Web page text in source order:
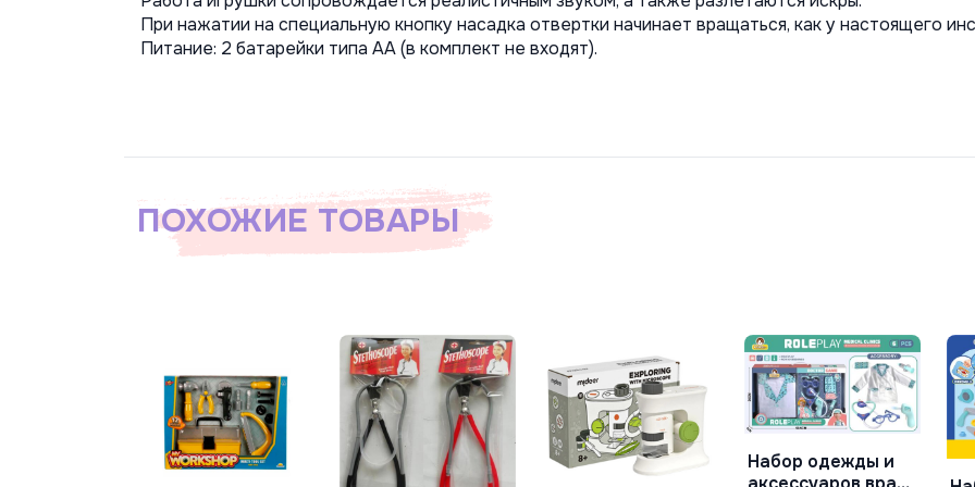
При нажатии на специальную кнопку насадка отвертки начинает вращаться, как у настоящего
Питание: 2 батарейки типа АА (в комплект не входят).
ПОХОЖИЕ ТОВАРЫ
В Корзину
Набор одежды и